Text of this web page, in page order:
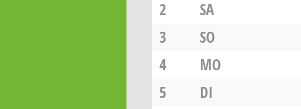
2
SA
3
SO
4
MO
5
DI